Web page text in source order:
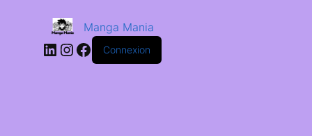
Manga Mania
Connexion